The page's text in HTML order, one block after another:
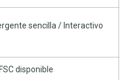
sencilla / Interactivo
disponible